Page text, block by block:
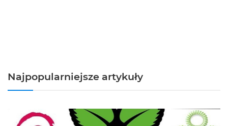
Najpopularniejsze artykuły